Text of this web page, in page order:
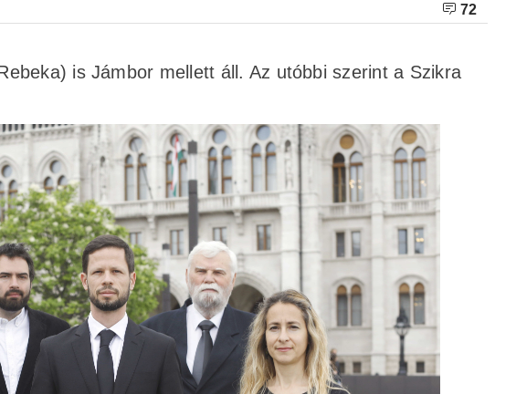
72
is Jámbor mellett áll. Az utóbbi szerint a Szikra